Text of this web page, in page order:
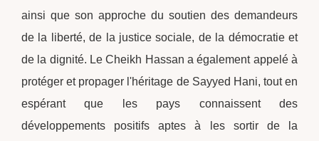
ainsi que son approche du soutien des demandeurs
de la liberté, de la justice sociale, de la démocratie et
de la dignité. Le Cheikh Hassan a également appelé à
protéger et propager l'héritage de Sayyed Hani, tout en
espérant que les pays connaissent des
développements positifs aptes à les sortir de la